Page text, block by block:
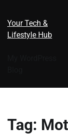
content
Your Tech &
Lifestyle Hub
Tag: